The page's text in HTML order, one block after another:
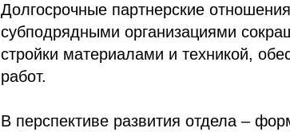
Долгосрочные партнерские
субподрядными организациями
стройки материалами и техникой,
работ.
В перспективе развития отдела –